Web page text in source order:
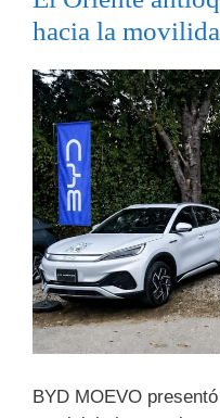
hacia la
BYD MOEVO